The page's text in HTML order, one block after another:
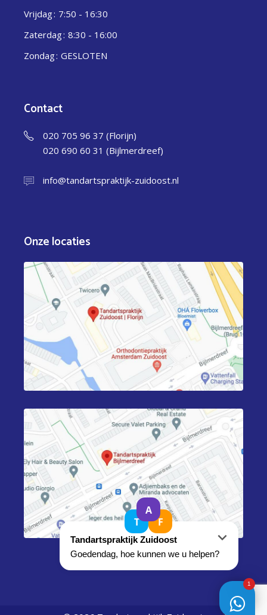
Vrijdag 7:50 - 16:30
Zaterdag 8:30 - 16:00
Zondag GESLOTEN
Contact
020 705 96 37 (Florijn)
020 690 60 31 (Bijlmerdreef)
info@tandartspraktijk-zuidoost.nl
Onze locaties